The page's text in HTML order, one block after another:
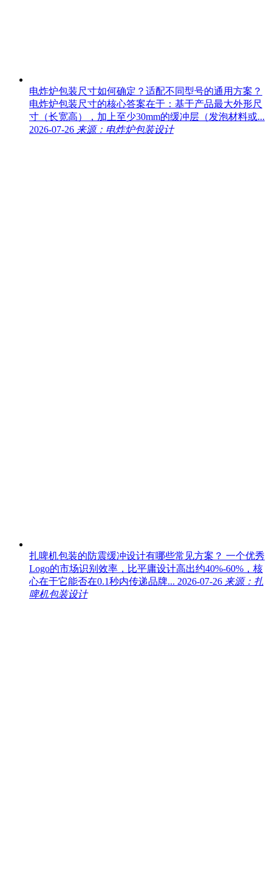
电炸炉包装尺寸如何确定？适配不同型号的通用方案？
电炸炉包装尺寸的核心答案在于：基于产品最大外形尺
寸（长宽高），加上至少30mm的缓冲层（发泡材料或...
2026-07-26 来源：电炸炉包装设计
扎啤机包装的防震缓冲设计有哪些常见方案？ 一个优秀
Logo的市场识别效率，比平庸设计高出约40%-60%，核
心在于它能否在0.1秒内传递品牌... 2026-07-26 来源：扎
啤机包装设计